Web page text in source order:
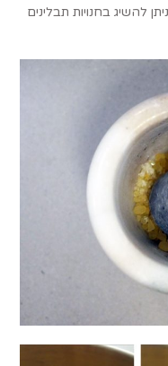
להשיג בחנויות תבלינים